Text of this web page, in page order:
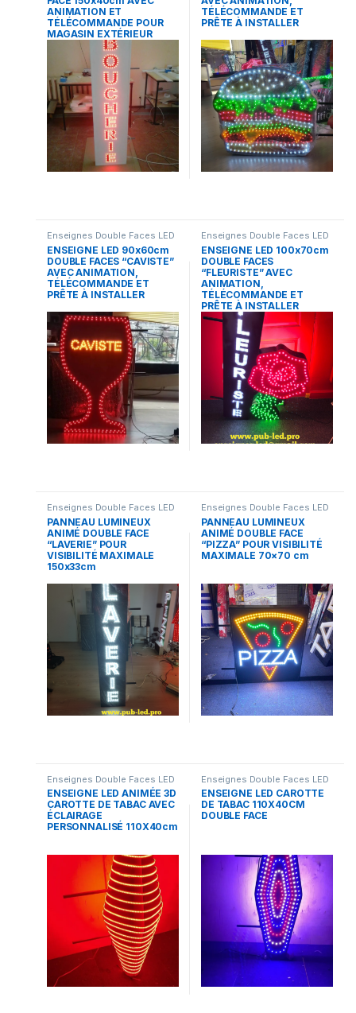
ANIMATION ET
TÉLÉCOMMANDE POUR
MAGASIN EXTÉRIEUR
TÉLÉCOMMANDE ET
PRÊTE À INSTALLER
Enseignes Double Faces LED
ENSEIGNE LED 90x60cm
DOUBLE FACES “CAVISTE”
AVEC ANIMATION,
TÉLÉCOMMANDE ET
PRÊTE À INSTALLER
Enseignes Double Faces LED
ENSEIGNE LED 100x70cm
DOUBLE FACES
“FLEURISTE” AVEC
ANIMATION,
TÉLÉCOMMANDE ET
PRÊTE À INSTALLER
Enseignes Double Faces LED
PANNEAU LUMINEUX
ANIMÉ DOUBLE FACE
“LAVERIE” POUR
VISIBILITÉ MAXIMALE
150x33cm
Enseignes Double Faces LED
PANNEAU LUMINEUX
ANIMÉ DOUBLE FACE
“PIZZA” POUR VISIBILITÉ
MAXIMALE 70×70 cm
Enseignes Double Faces LED
ENSEIGNE LED ANIMÉE 3D
CAROTTE DE TABAC AVEC
ÉCLAIRAGE
PERSONNALISÉ 110X40cm
Enseignes Double Faces LED
ENSEIGNE LED CAROTTE
DE TABAC 110X40CM
DOUBLE FACE